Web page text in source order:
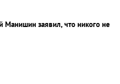
Манишин заявил, что никого не